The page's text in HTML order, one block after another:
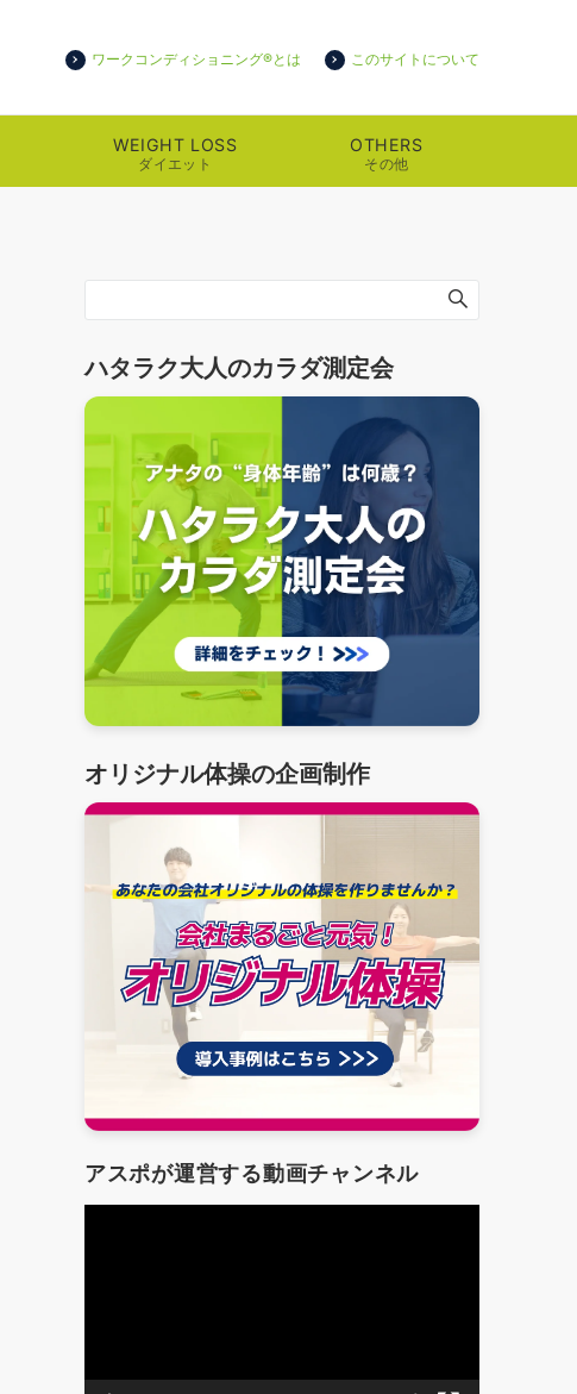
ワークコンディショニング®とは このサイトについて
WEIGHT LOSS
ダイエット
OTHERS
その他
ハタラク大人のカラダ測定会
オリジナル体操の企画制作
アスポが運営する動画チャンネル